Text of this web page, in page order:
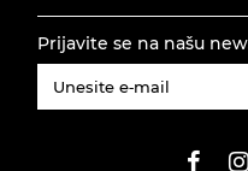
Prijavite se na našu